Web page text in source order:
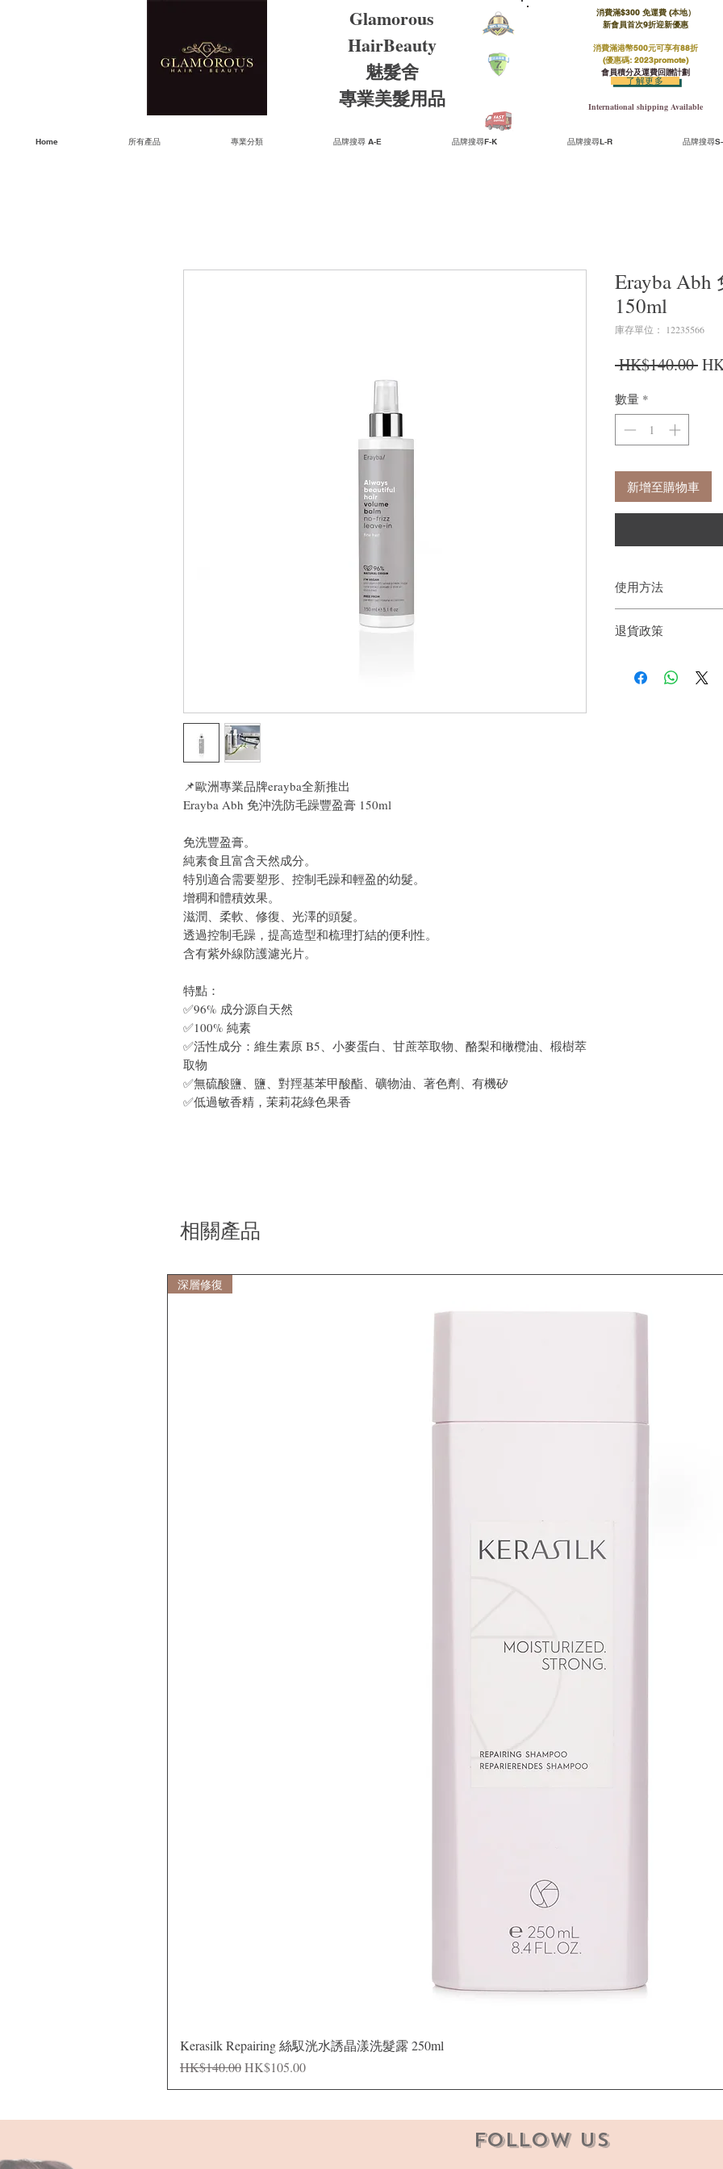
Glamorous
HairBeauty
魅髮舍
​​專業美髮用品
消費滿$300 免運費 (本地）​
新會員首次9折迎新優惠
消費滿港幣500元可享有88折
(優惠碼: 2023promote)
會員積分及運費回贈計劃
International shipping Available
了解更多
Home 所有產品 專業分類 品牌搜尋 A-E 品牌搜尋F-K 品牌搜尋L-R 品牌搜尋
📌歐洲專業品牌erayba全新推出
Erayba Abh 免沖洗防毛躁豐盈膏 150ml
免洗豐盈膏。
純素食且富含天然成分。
特別適合需要塑形、控制毛躁和輕盈的幼髮。
增稠和體積效果。
滋潤、柔軟、修復、光澤的頭髮。
透過控制毛躁，提高造型和梳理打結的便利性。
含有紫外線防護濾光片。
特點：
✅96% 成分源自天然
✅100% 純素
✅活性成分：維生素原 B5、小麥蛋白、甘蔗萃取物、酪梨和橄欖油、椴樹萃
取物
✅無硫酸鹽、鹽、對羥基苯甲酸酯、礦物油、著色劑、有機矽
✅低過敏香精，茉莉花綠色果香
Erayba
150ml
庫存單位： 12235566
HK$140.00 一
數量 *
新增至購物車
使用方法
洗。
退貨政策
戶。首先，您需要在
相關產品
深層修復
Kerasilk Repairing 絲馭洸水誘晶漾洗髮露 250ml
一般價格
HK$140.00促銷價格
HK$105.00
Follow Us